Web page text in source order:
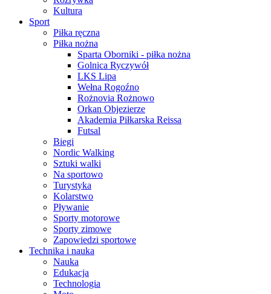
Kultura
Sport
Piłka ręczna
Piłka nożna
Sparta Oborniki - piłka nożna
Golnica Ryczywół
LKS Lipa
Wełna Rogoźno
Rożnovia Rożnowo
Orkan Objezierze
Akademia Piłkarska Reissa
Futsal
Biegi
Nordic Walking
Sztuki walki
Na sportowo
Turystyka
Kolarstwo
Pływanie
Sporty motorowe
Sporty zimowe
Zapowiedzi sportowe
Technika i nauka
Nauka
Edukacja
Technologia